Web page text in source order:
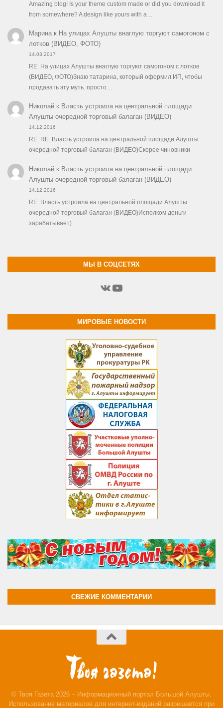
Amazing blog! Is your theme custom made or did you download it
from somewhere? A design like yours with a…
Маринак На улицах Алушты внаглую торгуют самогоном с
лотков (ВИДЕО, ФОТО)
14.03.2017
RE: На улицах Алушты внаглую торгуют самогоном с лотков
(ВИДЕО, ФОТО)Знаю татарина, который оформил ИП, чтобы
продавать эту муть. просто…
Николайк Власть устроила на центральной площади
Алушты очередной торговый балаган (ВИДЕО)
14.12.2016
RE: RE: Власть устроила на центральной площади Алушты
очередной торговый балаган (ВИДЕО)Скорее чиновники
Николайк Власть устроила на центральной площади
Алушты очередной торговый балаган (ВИДЕО)
14.12.2016
RE: Власть устроила на центральной площади Алушты
очередной торговый балаган (ВИДЕО)Исполком деньги
зарабатывает)
МЫ В СОЦСЕТЯХ
ВКонтакте
YouTube
МИРОВЫЕ НОВОСТИ
СВЕЖИЕ КОММЕНТАРИИ
© Твоя Газета 2026 – Информационный портал Большой Алушты.
Использование материалов для интернет-изданий разрешается при